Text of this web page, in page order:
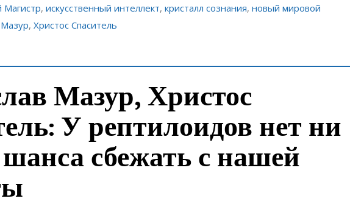
Магистр, искусственный интеллект, кристалл сознания, новый мировой
, Христос Спаситель
Мазур, Христос
У рептилоидов нет ни
шанса сбежать с нашей